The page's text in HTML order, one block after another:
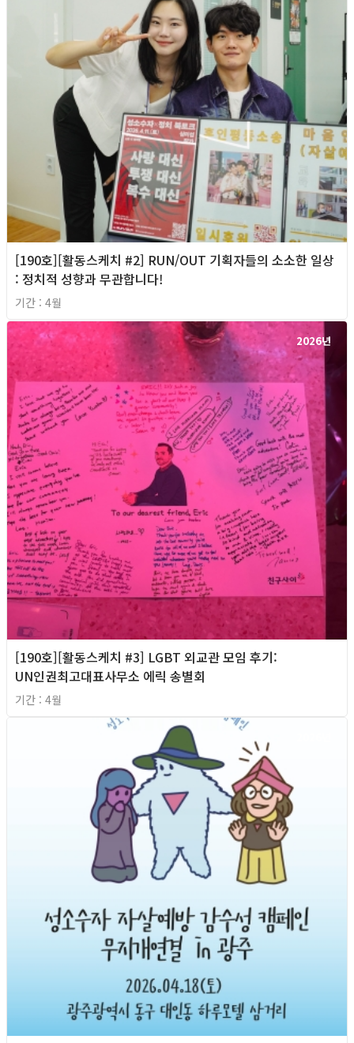
[190호][활동스케치 #2] RUN/OUT 기획자들의 소소한 일상
: 정치적 성향과 무관합니다!
기간 : 4월
2026년
[190호][활동스케치 #3] LGBT 외교관 모임 후기:
UN인권최고대표사무소 에릭 송별회
기간 : 4월